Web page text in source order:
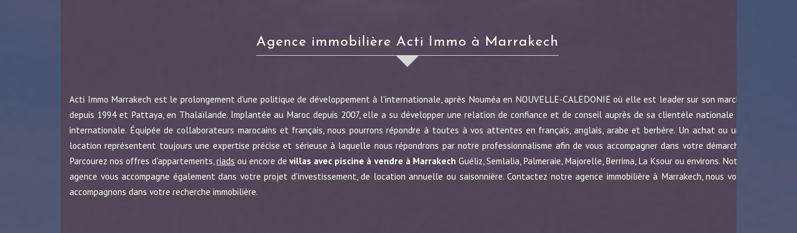
Agence immobilière Acti Immo à Marrakech
Acti Immo Marrakech est le prolongement d'une politique de développement à l'internationale, après Nouméa en NOUVELLE-CALEDONIE où elle est leader sur son marché
depuis 1994 et Pattaya, en Thalaïlande. Implantée au Maroc depuis 2007, elle a su développer une relation de confiance et de conseil auprès de sa clientèle nationale et
internationale. Équipée de collaborateurs marocains et français, nous pourrons répondre à toutes à vos attentes en français, anglais, arabe et berbère. Un achat ou une
location représentent toujours une expertise précise et sérieuse à laquelle nous répondrons par notre professionnalisme afin de vous accompagner dans votre démarche.
Parcourez nos offres d'appartements,riads ou encore devillas avec piscine à vendre à Marrakech Guéliz, Semlalia, Palmeraie, Majorelle, Berrima, La Ksour ou environs. Notre
agence vous accompagne également dans votre projet d'investissement, de location annuelle ou saisonnière. Contactez notre agence immobilière à Marrakech, nous vous
accompagnons dans votre recherche immobilière.